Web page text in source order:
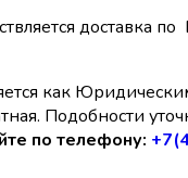
доставка
как
Подобности
по телефону: